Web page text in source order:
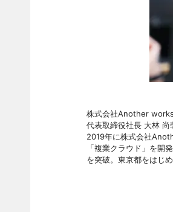
株式会社Another works
代表取締役社長 大林 尚
2019年に株式会社
「複業クラウド」を開
を突破。東京都をはじ